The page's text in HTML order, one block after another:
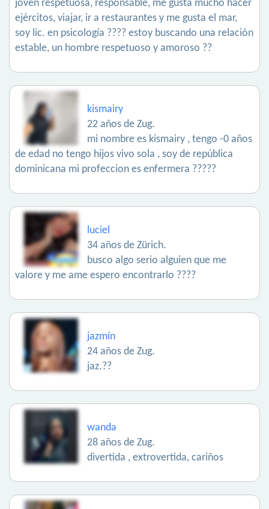
joven respetuosa, responsable, me gusta mucho hacer
ejércitos, viajar, ir a restaurantes y me gusta el mar,
soy lic. en psicología ???? estoy buscando una relación
estable, un hombre respetuoso y amoroso ??
kismairy
22 años de Zug.
mi nombre es kismairy , tengo -0 años
de edad no tengo hijos vivo sola , soy de república
dominicana mi profeccion es enfermera ?????
luciel
34 años de Zürich.
busco algo serio alguien que me
valore y me ame espero encontrarlo ????
jazmín
24 años de Zug.
jaz.??
wanda
28 años de Zug.
divertida , extrovertida, cariños